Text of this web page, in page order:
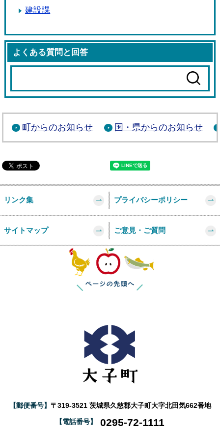
建設課
よくある質問と回答
町からのお知らせ 国・県からのお知らせ
リンク集 プライバシーポリシー
サイトマップ ご意見・ご質問
【郵便番号】 〒319-3521 茨城県久慈郡大子町大字北田気662番地
【電話番号】 0295-72-1111